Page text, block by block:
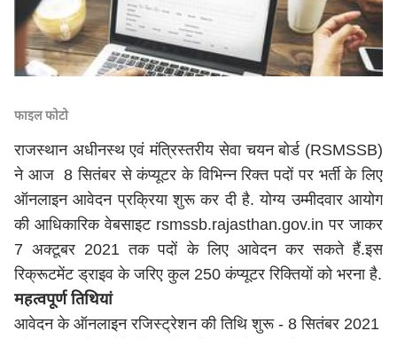
फाइल फोटो
राजस्थान अधीनस्थ एवं मंत्रिस्तरीय सेवा चयन बोर्ड (RSMSSB)
ने आज 8 सितंबर से कंप्यूटर के विभिन्न रिक्त पदों पर भर्ती के लिए
ऑनलाइन आवेदन प्रक्रिया शुरू कर दी है. योग्य उम्मीदवार आयोग
की आधिकारिक वेबसाइट rsmssb.rajasthan.gov.in पर जाकर
7 अक्टूबर 2021 तक पदों के लिए आवेदन कर सकते हैं.इस
रिक्रूटमेंट ड्राइव के जरिए कुल 250 कंप्यूटर रिक्तियों को भरना है.
महत्वपूर्ण तिथियां
आवेदन के ऑनलाइन रजिस्ट्रेशन की तिथि शुरू - 8 सितंबर 2021